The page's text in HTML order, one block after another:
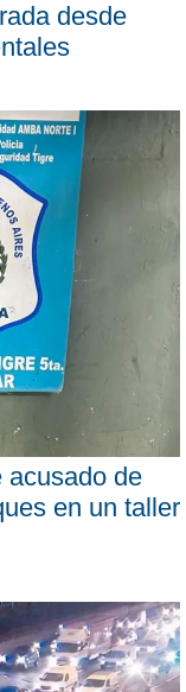
desde
acusado de
en un taller